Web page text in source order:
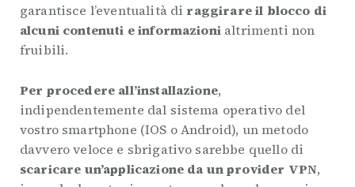
garantisce l’eventualità di raggirare il blocco di
alcuni contenuti e informazionialtrimenti non
fruibili.
Per procedere all’installazione,
indipendentemente dal sistema operativo del
vostro smartphone (IOS o Android), un metodo
davvero veloce e sbrigativo sarebbe quello di
scaricare un’applicazione da un provider VPN,